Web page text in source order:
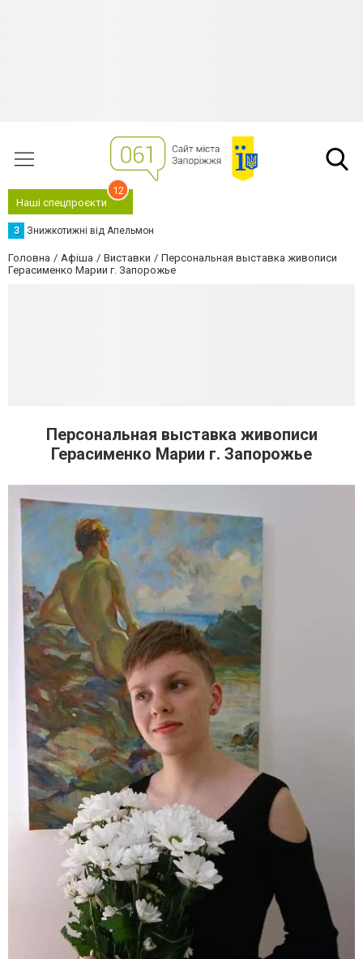
Наші спецпроєкти
12
З Знижкотижні від Апельмон
Головна Афіша Виставки
Персональная выставка живописи
Герасименко Марии г. Запорожье
Персональная выставка живописи
Герасименко Марии г. Запорожье